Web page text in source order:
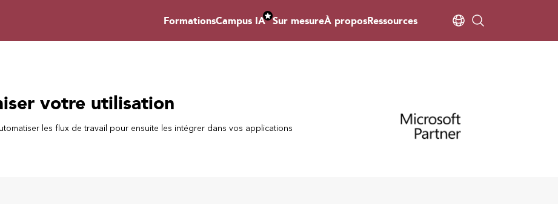
FormationsCampus IA Sur mesureÀ proposRessources
votre utilisation
les flux de travail pour ensuite les intégrer dans vos applications